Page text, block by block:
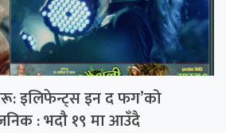
इलिफेन्ट्स इन द फग’को
: भदौ १९ मा आउँदै